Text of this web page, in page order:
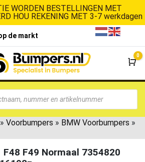
WORDEN BESTELLINGEN MET
HOU REKENING MET 3-7 werkdagen
de markt
0
» Voorbumpers » BMW Voorbumpers »
F48 F49 Normaal 7354820